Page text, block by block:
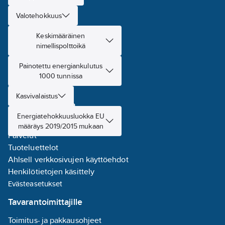
Valotehokkuus
Keskimääräinen
nimellispolttoikä
Painotettu energiankulutus
1000 tunnissa
Kasvivalaistus
Energiatehokkuusluokka EU
määräys 2019/2015 mukaan
Myymälät
Asioi meillä
Miksi Ahlsell?
Tule asiakkaaksi
Toimitus- ja jakeluehdot
Laskutusosoitteet
Tietoa Ahlsellista
Toimialat
Palvelut
Tuoteluettelot
Ahlsell verkkosivujen käyttöehdot
Henkilötietojen käsittely
Evästeasetukset
Tavarantoimittajille
Toimitus- ja pakkausohjeet